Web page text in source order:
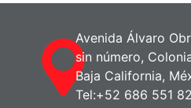
Avenida Álvaro
sin número,
Baja California,
Tel:+52 686 551